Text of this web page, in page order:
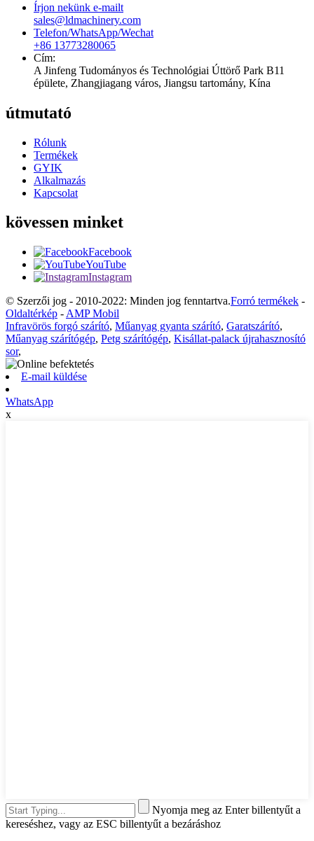
Írjon nekünk e-mailt
sales@ldmachinery.com
Telefon/WhatsApp/Wechat
+86 13773280065
Cím:
A Jinfeng Tudományos és Technológiai Úttörő Park B11
épülete, Zhangjiagang város, Jiangsu tartomány, Kína
útmutató
Rólunk
Termékek
GYIK
Alkalmazás
Kapcsolat
kövessen minket
Facebook
YouTube
Instagram
© Szerzői jog - 2010-2022: Minden jog fenntartva.Forró termékek -
Oldaltérkép - AMP Mobil
Infravörös forgó szárító, Műanyag gyanta szárító, Garatszárító,
Műanyag szárítógép, Petg szárítógép, Kisállat-palack újrahasznosító
sor,
E-mail küldése
WhatsApp
x
Nyomja meg az Enter billentyűt a
kereséshez, vagy az ESC billentyűt a bezáráshoz